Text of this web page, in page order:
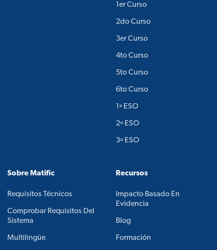
1er Curso
2do Curso
3er Curso
4to Curso
5to Curso
6to Curso
1º ESO
2º ESO
3º ESO
Sobre Matific
Requisitos Técnicos
Comprobar Requisitos Del
Sistema
Multilingüe
Recursos
Impacto Basado En
Evidencia
Blog
Formación